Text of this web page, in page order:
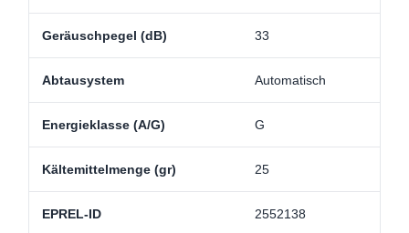
Geräuschpegel (dB) 33
Abtausystem Automatisch
Energieklasse (A/G) G
Kältemittelmenge (gr) 25
EPREL-ID 2552138